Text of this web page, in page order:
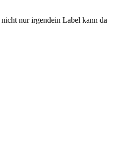
nicht nur irgendein Label kann da